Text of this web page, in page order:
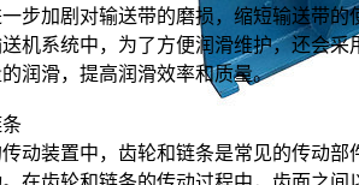
步加剧对输送带的磨损，缩短输送带
机系统中，为了方便润滑维护，还会
润滑，提高润滑效率和质量。
动装置中，齿轮和链条是常见的传动